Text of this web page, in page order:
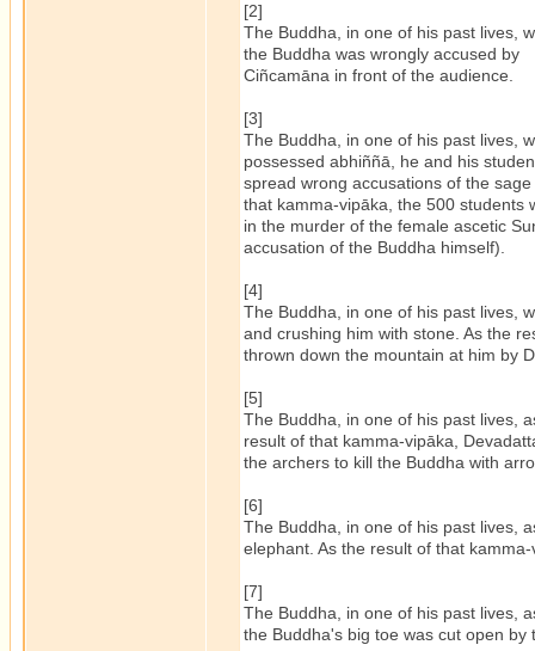
[2]
The Buddha, in one of his past lives,
the Buddha was wrongly accused by
Ciñcamāna in front of the audience.
[3]
The Buddha, in one of his past lives,
possessed abhiññā, he and his
spread wrong accusations of the
that kamma-vipāka, the 500 students
in the murder of the female ascetic
accusation of the Buddha himself).
[4]
The Buddha, in one of his past lives,
and crushing him with stone. As the
thrown down the mountain at him by
[5]
The Buddha, in one of his past lives,
result of that kamma-vipāka,
the archers to kill the Buddha with
[6]
The Buddha, in one of his past lives,
elephant. As the result of that
[7]
The Buddha, in one of his past lives,
the Buddha's big toe was cut open by